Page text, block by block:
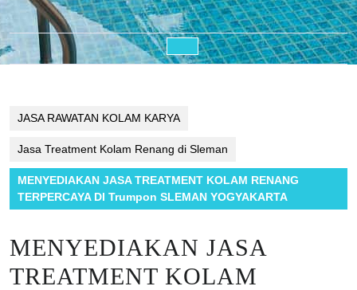
Open
JASA RAWATAN KOLAM KARYA
Jasa Treatment Kolam Renang di Sleman
MENYEDIAKAN JASA TREATMENT KOLAM RENANG
TERPERCAYA DI Trumpon SLEMAN YOGYAKARTA
MENYEDIAKAN JASA
TREATMENT KOLAM